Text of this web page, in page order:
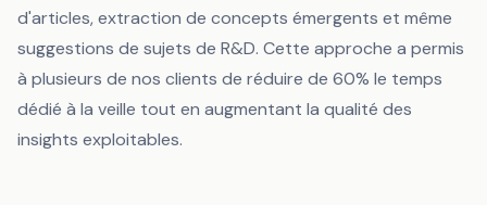
d'articles, extraction de concepts émergents et même
suggestions de sujets de R&D. Cette approche a permis
à plusieurs de nos clients de réduire de 60% le temps
dédié à la veille tout en augmentant la qualité des
insights exploitables.